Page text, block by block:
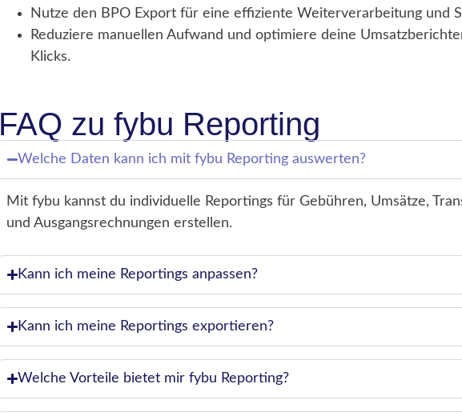
Nutze den BPO Export für eine effiziente Weiterverarbeitung und
Reduziere manuellen Aufwand und optimiere deine
Klicks.
FAQ zu fybu Reporting
Welche Daten kann ich mit fybu Reporting auswerten?
Mit fybu kannst du individuelle Reportings für Gebühren, Umsätze,
und Ausgangsrechnungen erstellen.
Kann ich meine Reportings anpassen?
Kann ich meine Reportings exportieren?
Welche Vorteile bietet mir fybu Reporting?